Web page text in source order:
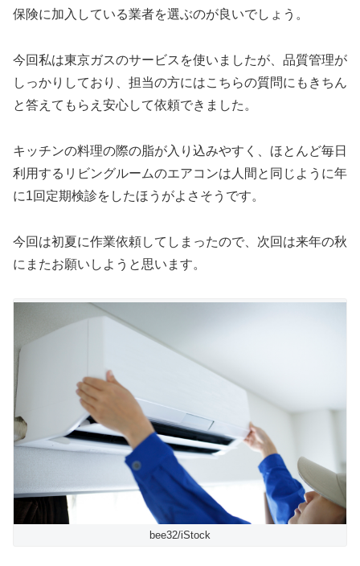
保険に加入している業者を選ぶのが良いでしょう。
今回私は東京ガスのサービスを使いましたが、品質管理が
しっかりしており、担当の方にはこちらの質問にもきちん
と答えてもらえ安心して依頼できました。
キッチンの料理の際の脂が入り込みやすく、ほとんど毎日
利用するリビングルームのエアコンは人間と同じように年
に1回定期検診をしたほうがよさそうです。
今回は初夏に作業依頼してしまったので、次回は来年の秋
にまたお願いしようと思います。
bee32/iStock